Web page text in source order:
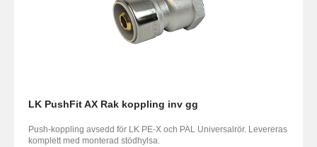
LK PushFit AX Rak koppling inv gg
Push-koppling avsedd för LK PE-X och PAL Universalrör. Levereras
komplett med monterad stödhylsa.